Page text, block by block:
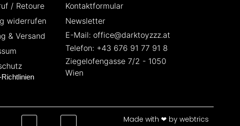
/ Retoure
widerrufen
& Versand
Kontaktformular
Newsletter
E-Mail: office@darktoyzzz.at
Telefon: +43 676 91 77 91 8
Ziegelofengasse 7/2 - 1050
Wien
Made with ❤ by webtrics